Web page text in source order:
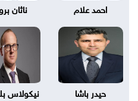
احمد علام ناثان
حيدر باشا نيكولاس